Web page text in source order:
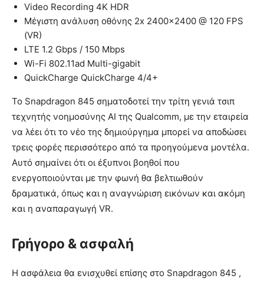
Video Recording 4K HDR
Μέγιστη ανάλυση οθόνης 2x 2400×2400 @ 120 FPS
(VR)
LTE 1.2 Gbps / 150 Mbps
Wi-Fi 802.11ad Multi-gigabit
QuickCharge QuickCharge 4/4+
Το Snapdragon 845 σηματοδοτεί την τρίτη γενιά τσιπ
τεχνητής νοημοσύνης AI της Qualcomm, με την εταιρεία
να λέει ότι το νέο της δημιούργημα μπορεί να αποδώσει
τρεις φορές περισσότερο από τα προηγούμενα μοντέλα.
Αυτό σημαίνει ότι οι έξυπνοι βοηθοί που
ενεργοποιούνται με την φωνή θα βελτιωθούν
δραματικά, όπως και η αναγνώριση εικόνων και ακόμη
και η αναπαραγωγή VR.
Γρήγορο & ασφαλή
Η ασφάλεια θα ενισχυθεί επίσης στο Snapdragon 845 ,